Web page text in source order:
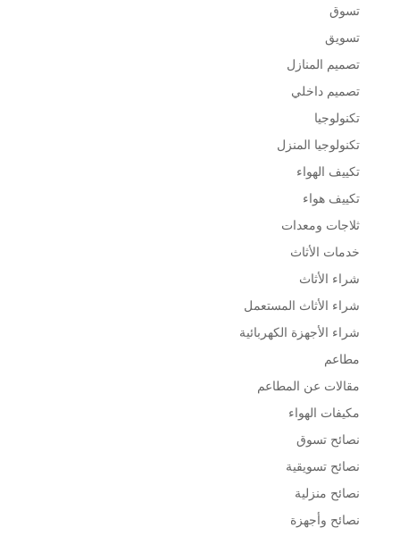
تسوق
تسويق
تصميم المنازل
تصميم داخلي
تكنولوجيا
تكنولوجيا المنزل
تكييف الهواء
تكييف هواء
ثلاجات ومعدات
خدمات الأثاث
شراء الأثاث
شراء الأثاث المستعمل
شراء الأجهزة الكهربائية
مطاعم
مقالات عن المطاعم
مكيفات الهواء
نصائح تسوق
نصائح تسويقية
نصائح منزلية
نصائح وأجهزة